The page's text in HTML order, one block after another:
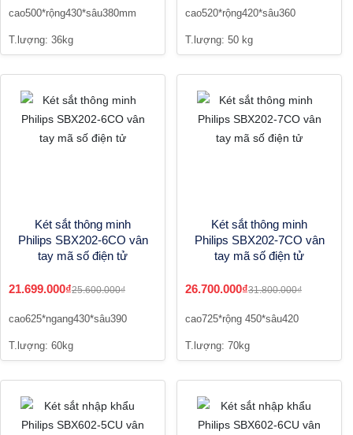
cao500*rộng430*sâu380mm
T.lượng: 36kg
cao520*rộng420*sâu360
T.lượng: 50 kg
Két sắt thông minh
Philips SBX202-6CO vân
tay mã số điện tử
21.699.000₫25.600.000₫
cao625*ngang430*sâu390
T.lượng: 60kg
Két sắt thông minh
Philips SBX202-7CO vân
tay mã số điện tử
26.700.000₫31.800.000₫
cao725*rộng 450*sâu420
T.lượng: 70kg